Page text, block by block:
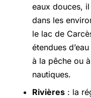
eaux douces,
dans les
le lac de
étendues
à la pêche ou
nautiques.
Rivières : la